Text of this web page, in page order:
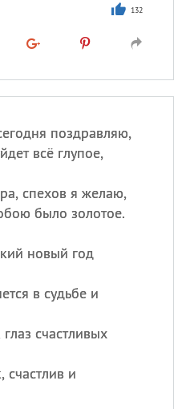
132
поздравляю,
всё глупое,
спехов я желаю,
было золотое.
новый год
в судьбе и
счастливых
счастлив и